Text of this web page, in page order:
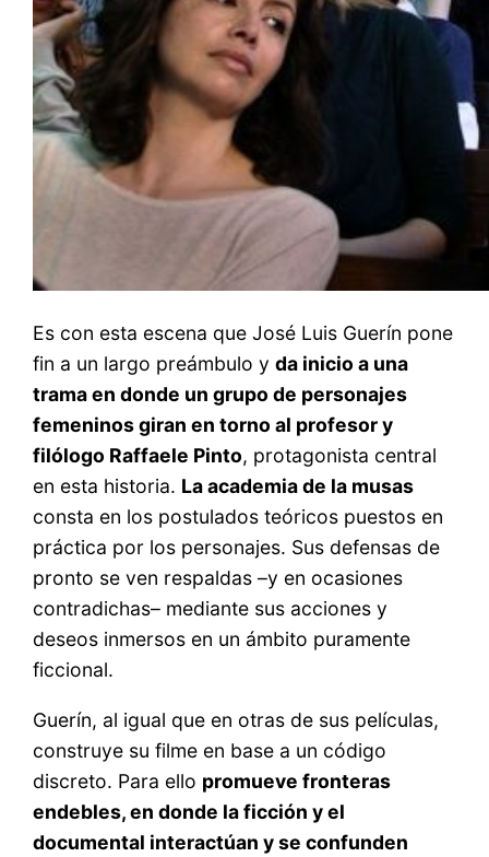
Es con esta escena que José Luis Guerín pone
fin a un largo preámbulo yda inicio a una
trama en donde un grupo de personajes
femeninos giran en torno al profesor y
filólogo Raffaele Pinto, protagonista central
en esta historia. La academia de la musas
consta en los postulados teóricos puestos en
práctica por los personajes. Sus defensas de
pronto se ven respaldas –y en ocasiones
contradichas– mediante sus acciones y
deseos inmersos en un ámbito puramente
ficcional.
Guerín, al igual que en otras de sus películas,
construye su filme en base a un código
discreto. Para ello promueve fronteras
endebles, en donde la ficción y el
documental interactúan y se confunden